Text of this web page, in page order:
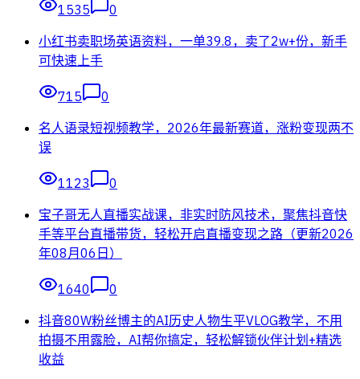
1535
0
小红书卖职场英语资料，一单39.8，卖了2w+份，新手
可快速上手
715
0
名人语录短视频教学，2026年最新赛道，涨粉变现两不
误
1123
0
宝子哥无人直播实战课，非实时防风技术，聚焦抖音快
手等平台直播带货，轻松开启直播变现之路（更新2026
年08月06日）
1640
0
抖音80W粉丝博主的AI历史人物生平VLOG教学，不用
拍摄不用露脸，AI帮你搞定，轻松解锁伙伴计划+精选
收益